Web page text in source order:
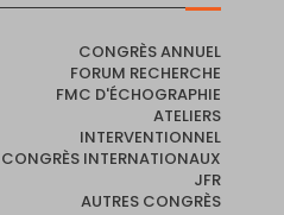
CONGRÈS ANNUEL
FORUM RECHERCHE
FMC D'ÉCHOGRAPHIE
ATELIERS
INTERVENTIONNEL
CONGRÈS INTERNATIONAUX
JFR
AUTRES CONGRÈS